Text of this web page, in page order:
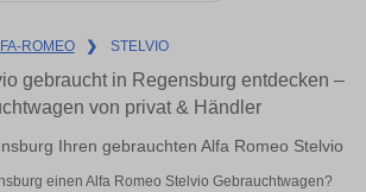
ROMEO ❯ STELVIO
gebraucht in Regensburg entdecken –
von privat & Händler
Ihren gebrauchten Alfa Romeo Stelvio
einen Alfa Romeo Stelvio Gebrauchtwagen?